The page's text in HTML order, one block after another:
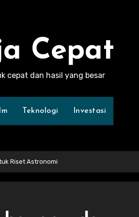
Cepat
cepat dan hasil yang besar
Teknologi Investasi
Riset Astronomi